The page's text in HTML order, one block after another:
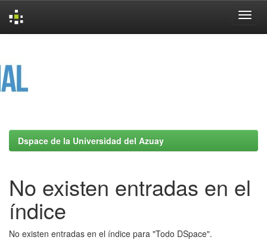
Dspace de la Universidad del Azuay
No existen entradas en el
índice
No existen entradas en el índice para "Todo DSpace".